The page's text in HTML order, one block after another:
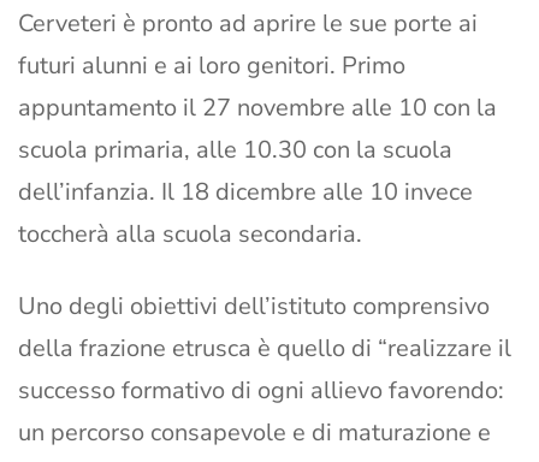
Cerveteri è pronto ad aprire le sue porte ai
futuri alunni e ai loro genitori. Primo
appuntamento il 27 novembre alle 10 con la
scuola primaria, alle 10.30 con la scuola
dell’infanzia. Il 18 dicembre alle 10 invece
toccherà alla scuola secondaria.
Uno degli obiettivi dell’istituto comprensivo
della frazione etrusca è quello di “realizzare il
successo formativo di ogni allievo favorendo:
un percorso consapevole e di maturazione e